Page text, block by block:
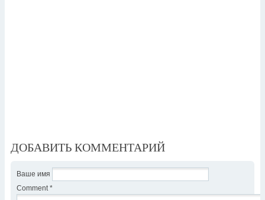
ДОБАВИТЬ КОММЕНТАРИЙ
Ваше имя
Comment *